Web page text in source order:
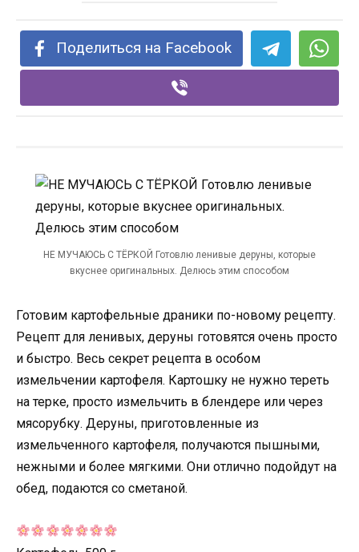
Поделиться на Facebook
НЕ МУЧАЮСЬ С ТЁРКОЙ Готовлю ленивые деруны, которые
вкуснее оригинальных. Делюсь этим способом
Готовим картофельные драники по-новому рецепту.
Рецепт для ленивых, деруны готовятся очень просто
и быстро. Весь секрет рецепта в особом
измельчении картофеля. Картошку не нужно тереть
на терке, просто измельчить в блендере или через
мясорубку. Деруны, приготовленные из
измельченного картофеля, получаются пышными,
нежными и более мягкими. Они отлично подойдут на
обед, подаются со сметаной.